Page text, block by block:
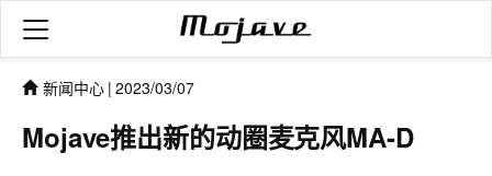
新闻中心 | 2023/03/07
Mojave推出新的动圈麦克风MA-D